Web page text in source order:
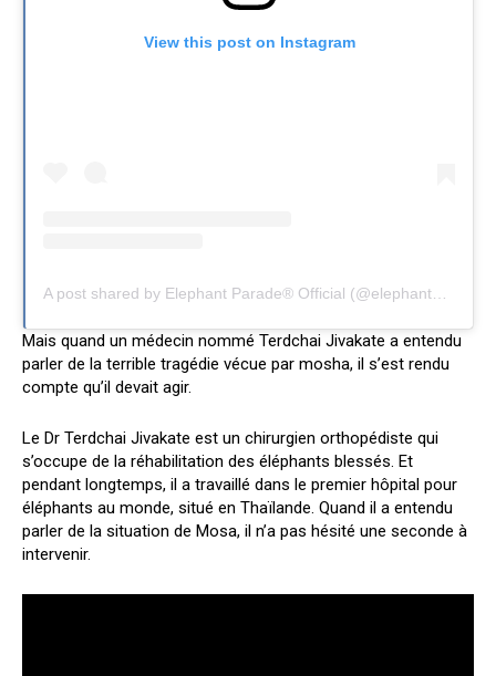
View this post on Instagram
A post shared by Elephant Parade® Official (@elephantparadefan)
Mais quand un médecin nommé Terdchai Jivakate a entendu
parler de la terrible tragédie vécue par mosha, il s’est rendu
compte qu’il devait agir.
Le Dr Terdchai Jivakate est un chirurgien orthopédiste qui
s’occupe de la réhabilitation des éléphants blessés. Et
pendant longtemps, il a travaillé dans le premier hôpital pour
éléphants au monde, situé en Thaïlande. Quand il a entendu
parler de la situation de Mosa, il n’a pas hésité une seconde à
intervenir.